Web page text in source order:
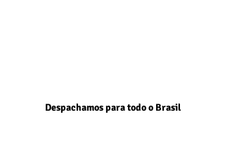
Despachamos para todo o Brasil